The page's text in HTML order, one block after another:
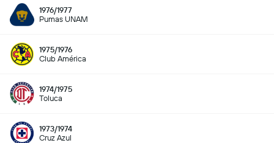
1976/1977
Pumas UNAM
1975/1976
Club América
1974/1975
Toluca
1973/1974
Cruz Azul